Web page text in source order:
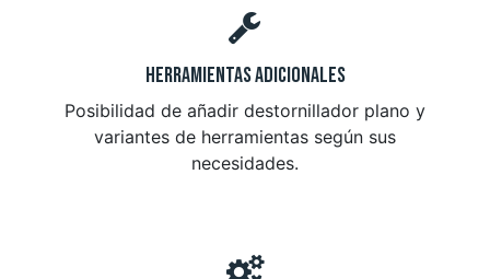
Herramientas adicionales
Posibilidad de añadir destornillador plano y
variantes de herramientas según sus
necesidades.